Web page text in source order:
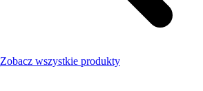
Zobacz wszystkie produkty